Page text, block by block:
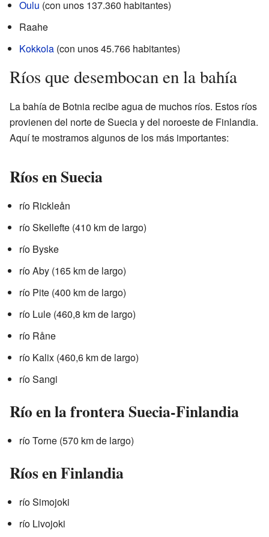
Oulu (con unos 137.360 habitantes)
Raahe
Kokkola (con unos 45.766 habitantes)
Ríos que desembocan en la bahía
La bahía de Botnia recibe agua de muchos ríos. Estos ríos
provienen del norte de Suecia y del noroeste de Finlandia.
Aquí te mostramos algunos de los más importantes:
Ríos en Suecia
río Rickleån
río Skellefte (410 km de largo)
río Byske
río Aby (165 km de largo)
río Pite (400 km de largo)
río Lule (460,8 km de largo)
río Råne
río Kalix (460,6 km de largo)
río Sangi
Río en la frontera Suecia-Finlandia
río Torne (570 km de largo)
Ríos en Finlandia
río Simojoki
río Livojoki